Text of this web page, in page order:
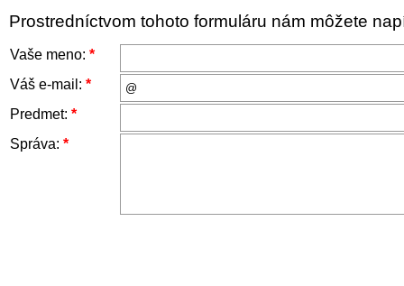
Prostredníctvom tohoto formuláru nám môžete
Vaše meno: *
Váš e-mail: *
Predmet: *
Správa: *